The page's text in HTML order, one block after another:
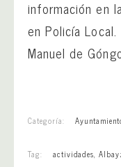
información en
en Policía
Manuel de
Categoría:
Tag: actividades,